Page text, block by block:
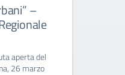
–
aperta del
26 marzo